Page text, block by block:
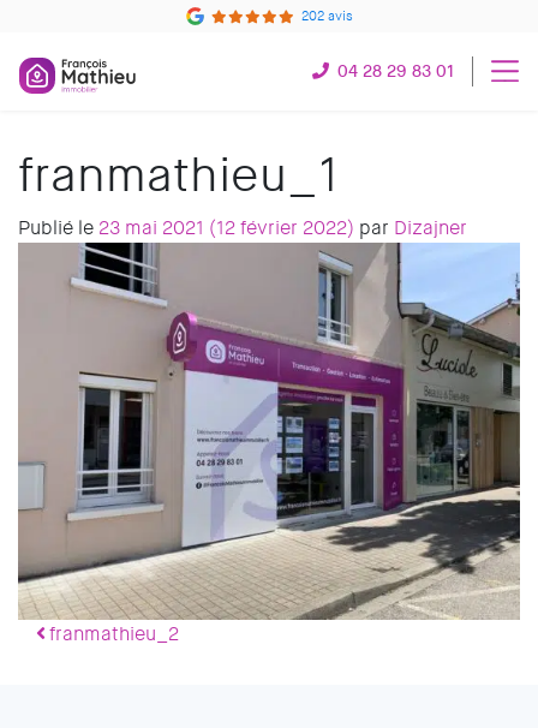
202 avis
04 28 29 83 01
franmathieu_1
Publié le 23 mai 2021 (12 février 2022) par Dizajner
Navigation des articles
franmathieu_2